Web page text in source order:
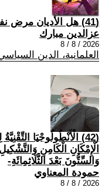
(41) هل الأديان مرض نفسي ولماذا؟
عزالدين مبارك
2026 / 8 / 8
العلمانية، الدين
(42) الْأَنْطُولُوجْيَا
الْإِمْكَانِ الْكَامِنِ
وَالسِّتُّونَ بَعْدَ الثَّلَاثِمِائَةِ-
حمودة المعناوي
2026 / 8 / 8